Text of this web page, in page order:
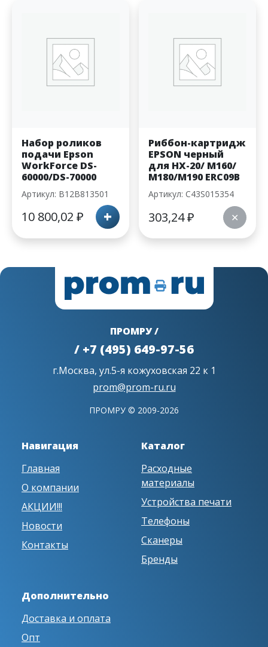
Набор роликов
подачи Epson
WorkForce DS-
60000/DS-70000
Артикул: B12B813501
10 800,02 ₽ +
Риббон-картридж
EPSON черный
для HX-20/ M160/
M180/M190 ERC09B
Артикул: C43S015354
303,24₽ ✕
ПРОМРУ /
/ +7 (495) 649-97-56
г.Москва, ул.5-я кожуховская 22 к 1
prom@prom-ru.ru
ПРОМРУ © 2009-2026
Навигация
Главная
О компании
АКЦИИ!!!
Новости
Контакты
Каталог
Расходные
материалы
Устройства печати
Телефоны
Сканеры
Бренды
Дополнительно
Доставка и оплата
Опт